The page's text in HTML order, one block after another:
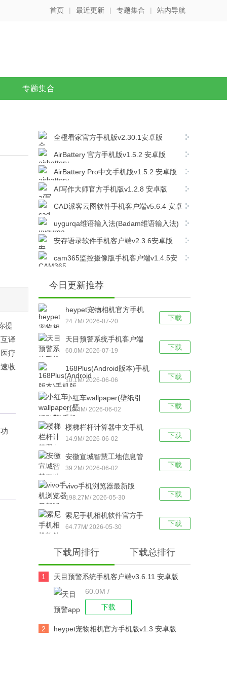
首页 | 最近更新 | 专题集合 | 站内导航
专题集合
提
译
疗
收
全橙看家官方手机版v2.30.1安卓版
AirBattery 官方手机版v1.5.2 安卓版
AirBattery Pro中文手机版v1.5.2 安卓版
AI写作大师官方手机版v1.2.8 安卓版
CAD派客云图软件手机客户端v5.6.4 安卓
版
uygurqa维语输入法(Badam维语输入法)
下载v7.43.0 安卓版
安存语录软件手机客户端v2.3.6安卓版
cam365监控摄像版手机客户端v1.4.5安
今日更新推荐
下载
heypet宠物相机官方手机
版v1.3 安卓版
24.7M/ 2026-07-20
下载
天目预警系统手机客户端
v3.6.11 安卓版
60.0M/ 2026-07-19
下载
168Plus(Android版本)手机
版v2.3.4 安卓版
10.1M/ 2026-06-06
下载
小红车wallpaper(壁纸引
擎)手机版v2.7.4 安卓版
119.4M/ 2026-06-02
下载
楼梯栏杆计算器中文手机
版v1.1.2 安卓版
14.9M/ 2026-06-02
下载
安徽宣城智慧工地信息管
理平台手机客户端v1.0.3安
39.2M/ 2026-06-02
下载
vivo手机浏览器最新版
v27.1.1.1安卓版
198.27M/ 2026-05-30
下载
索尼手机相机软件官方手
机版v7.8.5安卓版
64.77M/ 2026-05-30
下载周排行 下载总排行
1
天目预警系统手机客户端v3.6.11 安卓版
60.0M /
下载
2 heypet宠物相机官方手机版v1.3 安卓版